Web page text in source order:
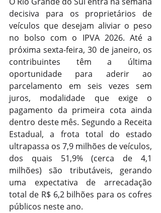
decisiva para os proprietários de
veículos que desejam aliviar o peso
no bolso com o IPVA 2026. Até a
próxima sexta-feira, 30 de janeiro, os
contribuintes têm a última
oportunidade para aderir ao
parcelamento em seis vezes sem
juros, modalidade que exige o
pagamento da primeira cota ainda
dentro deste mês. Segundo a Receita
Estadual, a frota total do estado
ultrapassa os 7,9 milhões de veículos,
dos quais 51,9% (cerca de 4,1
milhões) são tributáveis, gerando
uma expectativa de arrecadação
total de R$ 6,2 bilhões para os cofres
públicos neste ano.